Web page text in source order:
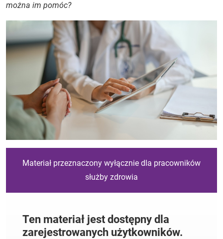
można im pomóc?
Materiał przeznaczony wyłącznie dla pracowników
służby zdrowia
Ten materiał jest dostępny dla
zarejestrowanych użytkowników.